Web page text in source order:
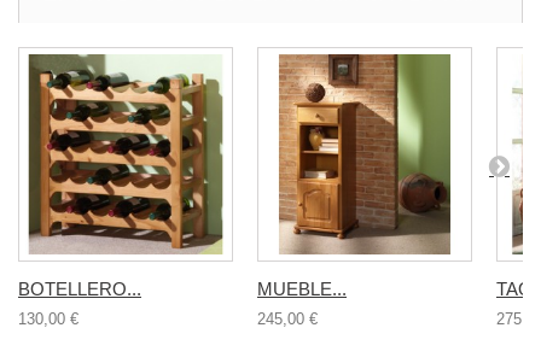
BOTELLERO...
130,00 €
MUEBLE...
245,00 €